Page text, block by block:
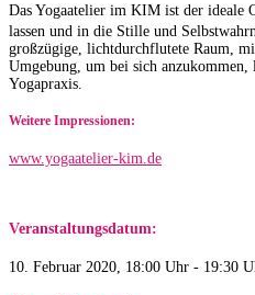
Das Yogaatelier im KIM ist der ideale
lassen und in die Stille und
großzügige, lichtdurchflutete Raum,
Umgebung, um bei sich anzukommen,
Yogapraxis.
Weitere Impressionen:
www.yogaatelier-kim.de​
Veranstaltungsdatum:
10. Februar 2020, 18:00 Uhr - 19:30